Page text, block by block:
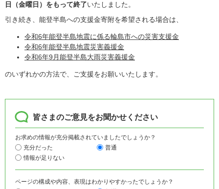
日（金曜日）をもって終了いたしました。
引き続き、能登半島への支援金寄附を希望される場合は、
令和6年能登半島地震に係る輪島市への災害支援金
令和6年能登半島地震災害義援金
令和6年9月能登半島大雨災害義援金
のいずれかの方法で、ご支援をお願いいたします。
皆さまのご意見をお聞かせください
お求めの情報が充分掲載されていましたでしょうか？
充分だった
普通
情報が足りない
ページの構成や内容、表現はわかりやすかったでしょうか？